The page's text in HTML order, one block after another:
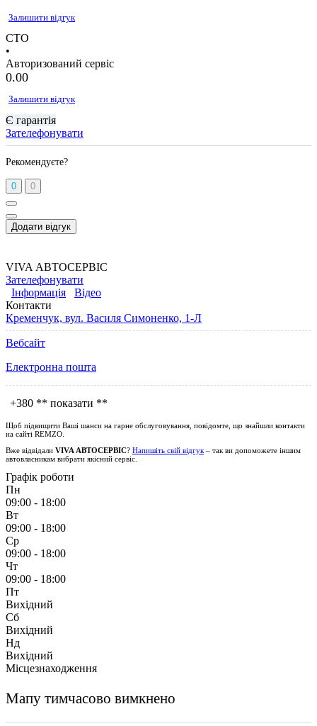
Залишити відгук
СТО
•
Авторизований сервіс
0.00
Залишити відгук
Є гарантія
Зателефонувати
Рекомендуєте?
0 0
Додати відгук
VIVA АВТОСЕРВІС
Зателефонувати
Інформація
Відео
Контакти
Кременчук, вул. Василя Симоненко, 1-Л
Вебсайт
Електронна пошта
+380 ** показати **
Щоб підвищити Ваші шанси на гарне обслуговування, повідомте, що знайшли контакти
на сайті REMZO
Вже відвідали VIVA АВТОСЕРВІС? Напишіть свій відгук – так ви допоможете іншим
автовласникам вибрати якісний сервіс.
Графік роботи
Пн
09:00 - 18:00
Вт
09:00 - 18:00
Ср
09:00 - 18:00
Чт
09:00 - 18:00
Пт
Вихідний
Сб
Вихідний
Нд
Вихідний
Місцезнаходження
Мапу тимчасово вимкнено